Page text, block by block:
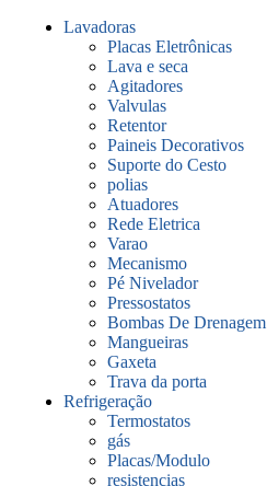
Lavadoras
Placas Eletrônicas
Lava e seca
Agitadores
Valvulas
Retentor
Paineis Decorativos
Suporte do Cesto
polias
Atuadores
Rede Eletrica
Varao
Mecanismo
Pé Nivelador
Pressostatos
Bombas De Drenagem
Mangueiras
Gaxeta
Trava da porta
Refrigeração
Termostatos
gás
Placas/Modulo
resistencias